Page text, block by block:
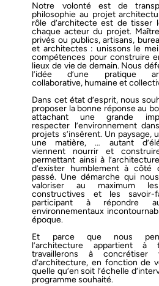
Notre volontéest de
philosophie au projet
rôle d’architecte est de tisser
chaque acteur du projet.
privés ou publics, artisans,
et architectes : unissons le
compétences pour construire
lieux de vie de demain. Nous
l’idée d’une pratique
collaborative, humaineet
Dans cet état d’esprit, nous
proposer la bonne réponse au
attachant une grande
respecter l’environnement
projets s’insèrent. Un paysage,
une matière, … autant
viennent nourrir et
permettant ainsi à
d’exister humblement à côté
passé. Une démarche qui
valoriser au maximum
constructives et les savoir-
participant à répondre
environnementaux
époque.
Et parce que nous
l’architecture appartient à
travaillerons à concrétiser
d’architecture, en fonction de
quelle qu’en soit l’échelle
programme souhaité.